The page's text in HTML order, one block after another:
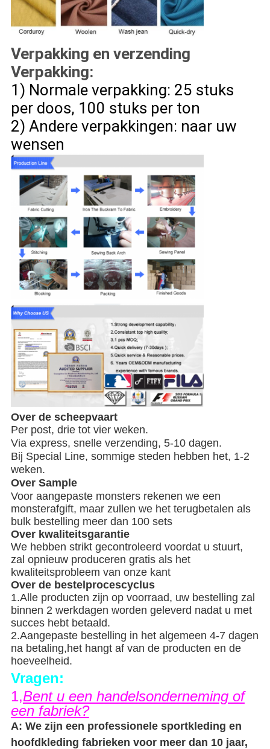
Verpakking en verzending
Verpakking:
1) Normale verpakking: 25 stuks
per doos, 100 stuks per ton
2) Andere verpakkingen: naar uw
wensen
Over de scheepvaart
Per post, drie tot vier weken.
Via express, snelle verzending, 5-10 dagen.
Bij Special Line, sommige steden hebben het, 1-2
weken.
Over Sample
Voor aangepaste monsters rekenen we een
monsterafgift, maar zullen we het terugbetalen als
bulk bestelling meer dan 100 sets
Over kwaliteitsgarantie
We hebben strikt gecontroleerd voordat u stuurt,
zal opnieuw produceren gratis als het
kwaliteitsprobleem van onze kant
Over de bestelprocescyclus
1.Alle producten zijn op voorraad, uw bestelling zal
binnen 2 werkdagen worden geleverd nadat u met
succes hebt betaald.
2.Aangepaste bestelling in het algemeen 4-7 dagen
na betaling,het hangt af van de producten en de
hoeveelheid.
Vragen:
1,Bent u een handelsonderneming of
een fabriek?
A: We zijn een professionele sportkleding en
hoofdkleding fabrieken voor meer dan 10 jaar,